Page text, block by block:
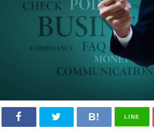
LINE